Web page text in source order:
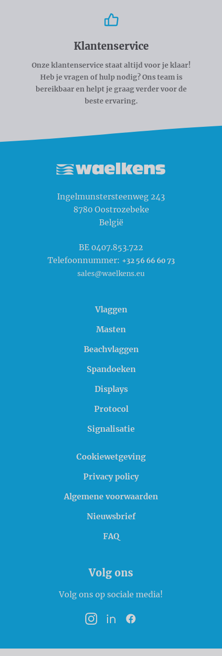
Klantenservice
Onze klantenservice staat altijd voor je klaar!
Heb je vragen of hulp nodig? Ons team is
bereikbaar en helpt je graag verder voor de
beste ervaring.
Ingelmunstersteenweg 243
8780 Oostrozebeke
België
BE 0407.853.722
Telefoonnummer: +32 56 66 60 73
sales@waelkens.eu
Vlaggen
Masten
Beachvlaggen
Spandoeken
Displays
Protocol
Signalisatie
Cookiewetgeving
Privacy policy
Algemene voorwaarden
Nieuwsbrief
FAQ
Volg ons
Volg ons op sociale media!
InstagramLinkedInFacebook